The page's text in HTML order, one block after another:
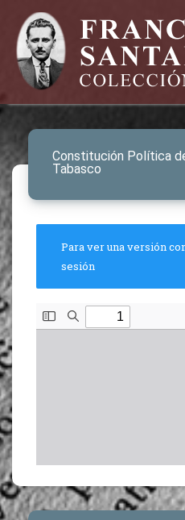
Constitución Política
Tabasco
Para ver una versión
sesión